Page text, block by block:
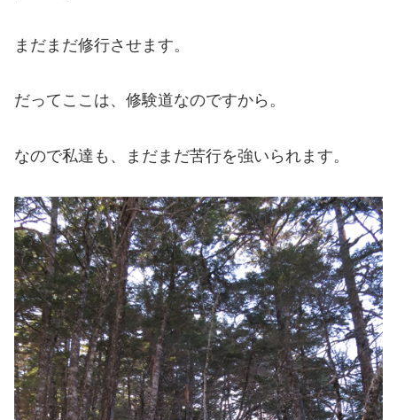
まだまだ修行させます。
だってここは、修験道なのですから。
なので私達も、まだまだ苦行を強いられます。